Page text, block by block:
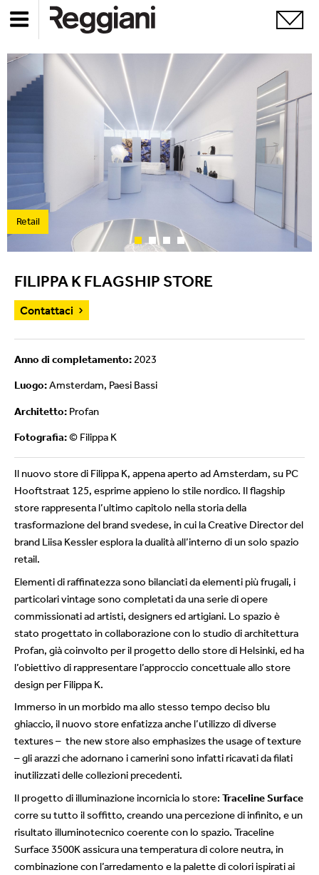
Retail
FILIPPA K FLAGSHIP STORE
Contattaci
Anno di completamento: 2023
Luogo:Amsterdam, Paesi Bassi
Architetto: Profan
Fotografia:© Filippa K
Il nuovo store di Filippa K, appena aperto ad Amsterdam, su PC
Hooftstraat 125, esprime appieno lo stile nordico. Il flagship
store rappresenta l’ultimo capitolo nella storia della
trasformazione del brand svedese, in cui la Creative Director del
brand Liisa Kessler esplora la dualità all’interno di un solo spazio
retail.
Elementi di raffinatezza sono bilanciati da elementi più frugali, i
particolari vintage sono completati da una serie di opere
commissionati ad artisti, designers ed artigiani. Lo spazio è
stato progettato in collaborazione con lo studio di architettura
Profan, già coinvolto per il progetto dello store di Helsinki, ed ha
l’obiettivo di rappresentare l’approccio concettuale allo store
design per Filippa K.
Immerso in un morbido ma allo stesso tempo deciso blu
ghiaccio, il nuovo store enfatizza anche l’utilizzo di diverse
textures – the new store also emphasizes the usage of texture
– gli arazzi che adornano i camerini sono infatti ricavati da filati
inutilizzati delle collezioni precedenti.
Il progetto di illuminazione incornicia lo store: Traceline Surface
corre su tutto il soffitto, creando una percezione di infinito, e un
risultato illuminotecnico coerente con lo spazio. Traceline
Surface 3500K assicura una temperatura di colore neutra, in
combinazione con l’arredamento e la palette di colori ispirati ai